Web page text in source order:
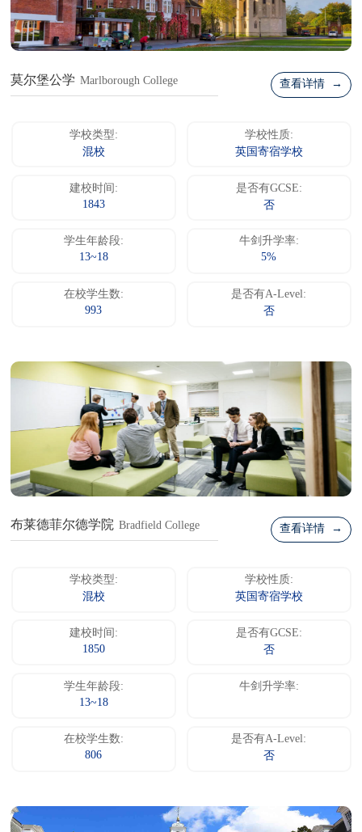
莫尔堡公学 Marlborough College 查看详情 →
学校类型:
混校
学校性质:
英国寄宿学校
建校时间:
1843
是否有GCSE:
否
学生年龄段:
13~18
牛剑升学率:
5%
在校学生数:
993
是否有A-Level:
否
布莱德菲尔德学院 Bradfield College 查看详情 →
学校类型:
混校
学校性质:
英国寄宿学校
建校时间:
1850
是否有GCSE:
否
学生年龄段:
13~18
牛剑升学率:
在校学生数:
806
是否有A-Level:
否